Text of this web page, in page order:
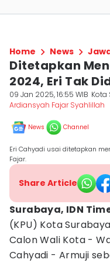
Home News
Ditetapkan
2024, Eri Tak
09 Jan 2025, 16:55 WIB Kota
Ardiansyah Fajar Syahlillah
News Channel
Eri Cahyadi usai ditetapkan
Fajar.
Share Article
Surabaya, IDN
(KPU) Kota
Calon Wali Kota -
Cahyadi - Armuji